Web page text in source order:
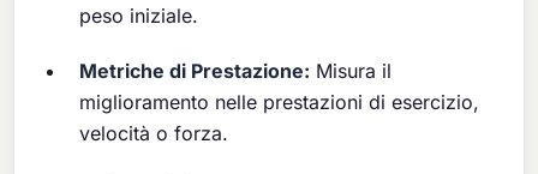
peso iniziale.
Metriche di Prestazione: Misura il
miglioramento nelle prestazioni di esercizio,
velocità o forza.